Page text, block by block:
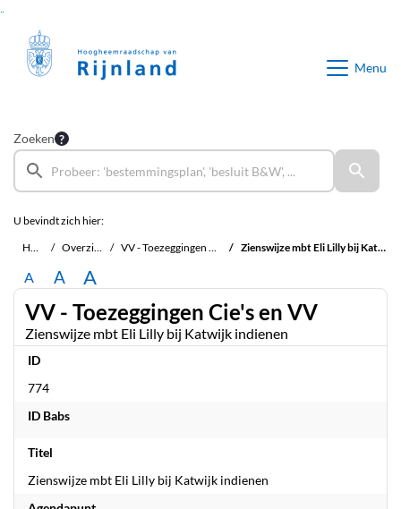
Menu
Zoeken
U bevindt zich hier:
Home
Overzichten VV - Toezeggingen Cie's en VV Zienswijze mbt Eli Lilly bij Katwijk indienen
A A A
VV - Toezeggingen Cie's en VV
Zienswijze mbt Eli Lilly bij Katwijk indienen
ID
774
ID Babs
Titel
Zienswijze mbt Eli Lilly bij Katwijk indienen